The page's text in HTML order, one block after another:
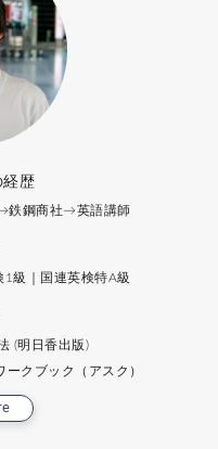
経歴
鉄鋼商社→英語講師
1級｜国連英検特A級
(明日香出版)
ークブック（アスク）